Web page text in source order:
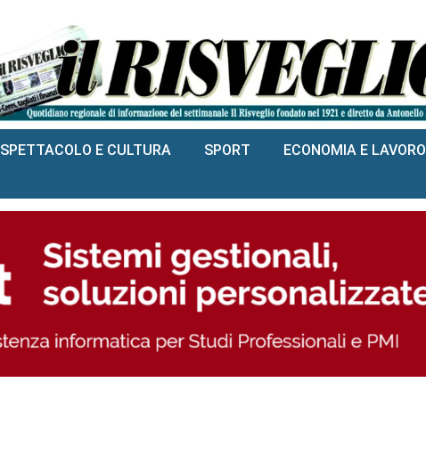
SPETTACOLO E CULTURA SPORT ECONOMIA E LAVORO